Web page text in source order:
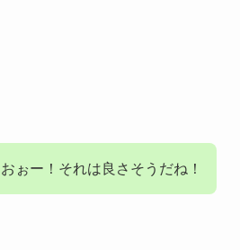
おぉー！それは良さそうだね！